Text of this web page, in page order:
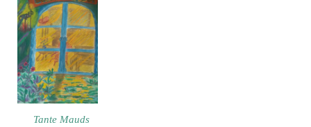
Tante Mauds